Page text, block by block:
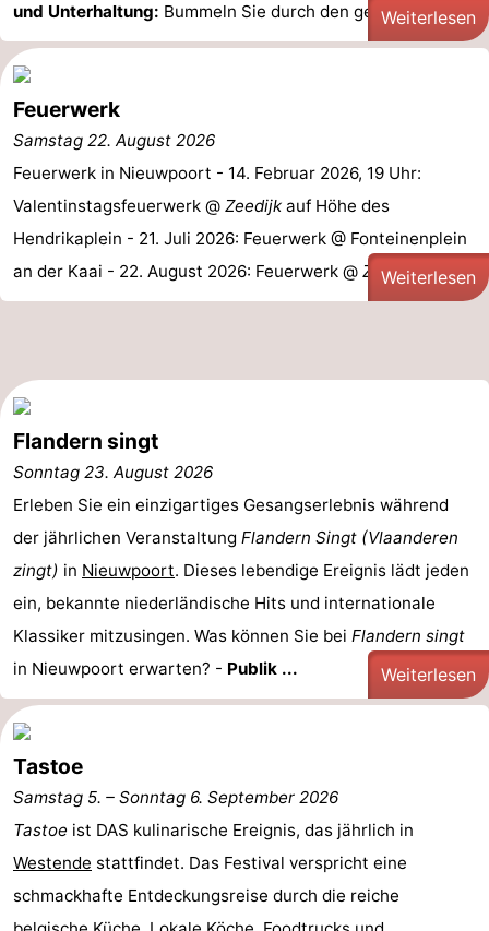
Natur
Het
Zwin
-
Knokke-
Heist
-
Zeebrugge
-
Blankenberge
-
Wenduine
-
De
-
Ostende
-
Middelkerke
-
Westende
-
Oostduinkerke
-
Koksijde
-
De
Panne
-
Natur
Westhoek
Wetter
Kontakt
und Unterhaltung: Bummeln Sie durch den gemütlichen ...
Weiterlesen
Feuerwerk
Samstag 22. August 2026
Feuerwerk in Nieuwpoort - 14. Februar 2026, 19 Uhr:
Valentinstagsfeuerwerk @ Zeedijk auf Höhe des
Hendrikaplein - 21. Juli 2026: Feuerwerk @ Fonteinenplein
an der Kaai - 22. August 2026: Feuerwerk @ Zeedijk
Weiterlesen
Flandern singt
Sonntag 23. August 2026
Erleben Sie ein einzigartiges Gesangserlebnis während
der jährlichen Veranstaltung Flandern Singt (Vlaanderen
zingt) in Nieuwpoort. Dieses lebendige Ereignis lädt jeden
ein, bekannte niederländische Hits und internationale
Klassiker mitzusingen. Was können Sie bei Flandern singt
in Nieuwpoort erwarten? - Publik ... Weiterlesen
Tastoe
Samstag 5. – Sonntag 6. September 2026
Tastoe ist DAS kulinarische Ereignis, das jährlich in
Westende stattfindet. Das Festival verspricht eine
schmackhafte Entdeckungsreise durch die reiche